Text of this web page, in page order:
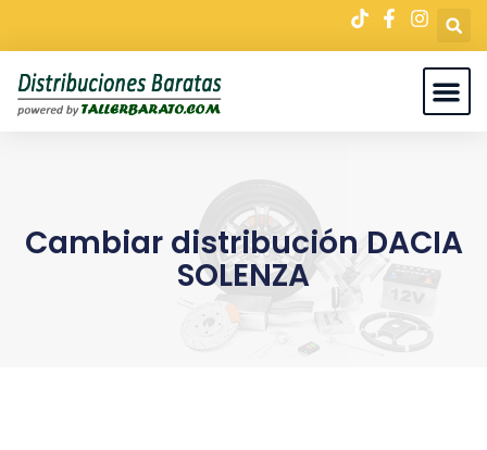
Cambiar distribución DACIA
SOLENZA